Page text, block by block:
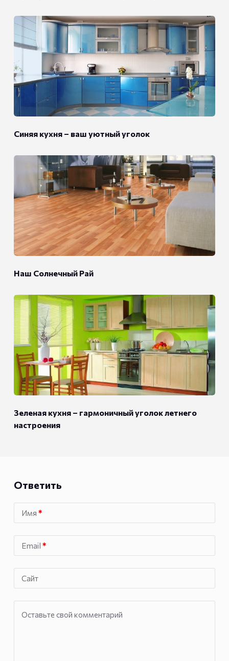
Синяя кухня – ваш уютный уголок
Наш Солнечный Рай
Зеленая кухня – гармоничный уголок летнего
настроения
Ответить
Имя *
Email *
Сайт
Оставьте свой комментарий